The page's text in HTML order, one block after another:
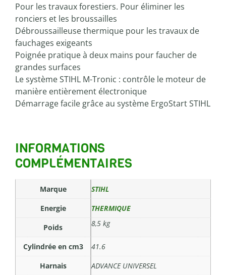
Pour les travaux forestiers. Pour éliminer les
ronciers et les broussailles
Débroussailleuse thermique pour les travaux de
fauchages exigeants
Poignée pratique à deux mains pour faucher de
grandes surfaces
Le système STIHL M-Tronic : contrôle le moteur de
manière entièrement électronique
Démarrage facile grâce au système ErgoStart STIHL
INFORMATIONS
COMPLÉMENTAIRES
Poids 8,5 kg
Cylindrée en cm3 41.6
Energie THERMIQUE
Harnais ADVANCE UNIVERSEL
Marque STIHL